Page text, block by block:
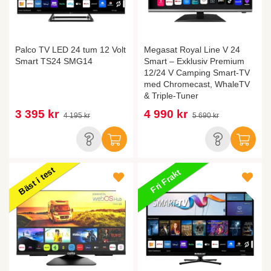
Palco TV LED 24 tum 12 Volt
Smart TS24 SMG14
3 395 kr 4 195 kr
Megasat Royal Line V 24
Smart – Exklusiv Premium
12/24 V Camping Smart-TV
med Chromecast, WhaleTV
& Triple-Tuner
4 990 kr 5 690 kr
Bäst i test Fri Frakt